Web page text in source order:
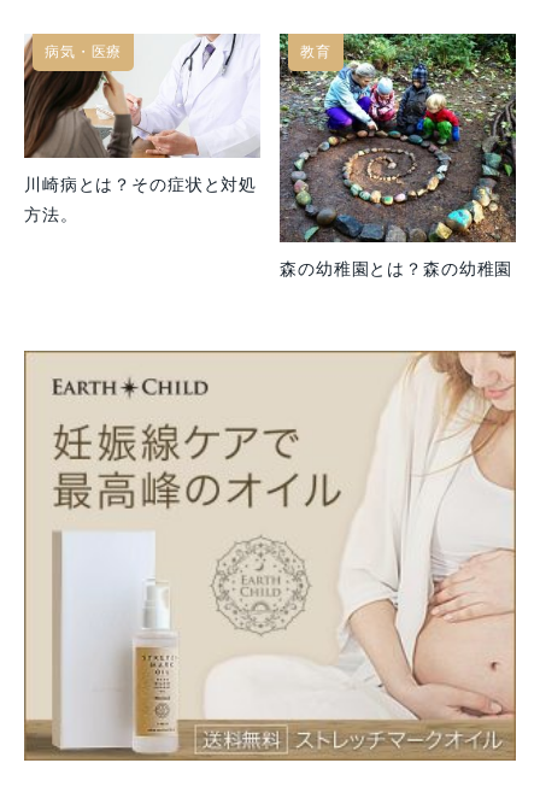
病気・医療
川崎病とは？その症状と対処
方法。
教育
森の幼稚園とは？森の幼稚園